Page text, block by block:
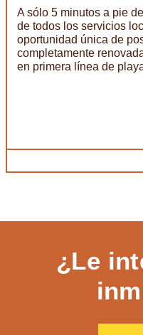
A sólo 5 minutos a pie
de todos los servicios
oportunidad única de
completamente
en primera línea de
¿Le